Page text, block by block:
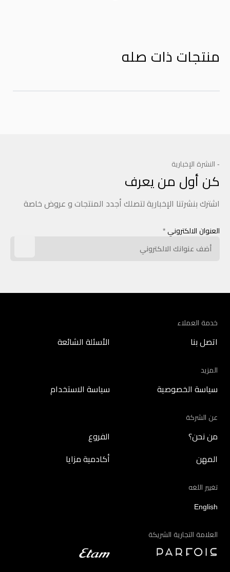
منتجات ذات صله
- النشرة الإخبارية
كن أول من يعرف
اشترك بنشرتنا الإخبارية لتصلك أجدد المنتجات و عروض خاصة
العنوان الالكتروني *
خدمة العملاء
اتصل بنا الأسئلة الشائعة
المزيد
سياسة الخصوصية سياسة الاستخدام
عن الشركة
من نحن؟ الفروع
المهن أكادمية مزايا
تغيير اللغه
English
العلامة التجارية الشريكة